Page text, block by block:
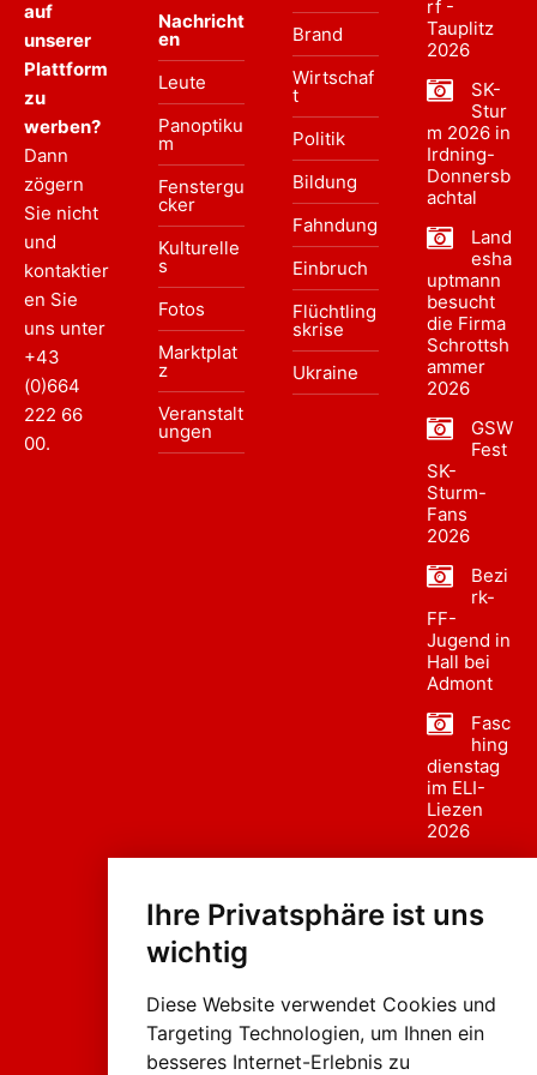
Ihre Privatsphäre ist uns
wichtig
Diese Website verwendet Cookies und
Targeting Technologien, um Ihnen ein
besseres Internet-Erlebnis zu
auf
unserer
Plattform
zu
werben?
Dann
zögern
Sie nicht
und
kontaktier
en Sie
uns unter
+43
(0)664
222 66
00.
Nachricht
en
Leute
Panoptiku
m
Fenstergu
cker
Kulturelle
s
Fotos
Marktplat
z
Veranstalt
ungen
Brand
Wirtschaf
t
Politik
Bildung
Fahndung
Einbruch
Flüchtling
skrise
Ukraine
rf -
Tauplitz
2026
SK-
Stur
m 2026 in
Irdning-
Donnersb
achtal
Land
esha
uptmann
besucht
die Firma
Schrottsh
ammer
2026
GSW
Fest
SK-
Sturm-
Fans
2026
Bezi
rk-
FF-
Jugend in
Hall bei
Admont
Fasc
hing
dienstag
im ELI-
Liezen
2026
sumzug
Liezen